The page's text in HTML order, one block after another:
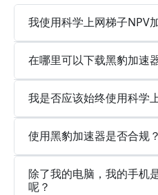
我使用科学上网梯子NPV
在哪里可以下载黑豹加速
我是否应该始终使用科学
使用黑豹加速器是否合规？
除了我的电脑，我的手机
呢？